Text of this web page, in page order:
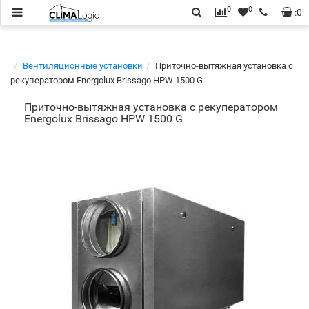
:0
0 0
Вентиляционные установки
Приточно-вытяжная установка с
рекуператором Energolux Brissago HPW 1500 G
Приточно-вытяжная установка с рекуператором
Energolux Brissago HPW 1500 G